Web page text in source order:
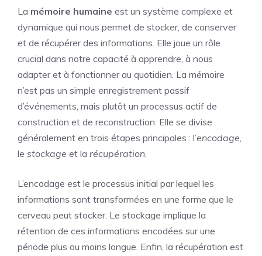
La mémoire humaine est un système complexe et
dynamique qui nous permet de stocker, de conserver
et de récupérer des informations. Elle joue un rôle
crucial dans notre capacité à apprendre, à nous
adapter et à fonctionner au quotidien. La mémoire
n’est pas un simple enregistrement passif
d’événements, mais plutôt un processus actif de
construction et de reconstruction. Elle se divise
généralement en trois étapes principales : l’encodage,
le stockage et la récupération.
L’encodage est le processus initial par lequel les
informations sont transformées en une forme que le
cerveau peut stocker. Le stockage implique la
rétention de ces informations encodées sur une
période plus ou moins longue. Enfin, la récupération est